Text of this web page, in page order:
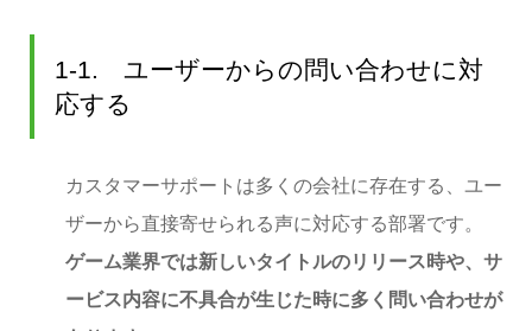
1-1. ユーザーからの問い合わせに対
応する
カスタマーサポートは多くの会社に存在する、ユー
ザーから直接寄せられる声に対応する部署です。
ゲーム業界では新しいタイトルのリリース時や、サ
ービス内容に不具合が生じた時に多く問い合わせが